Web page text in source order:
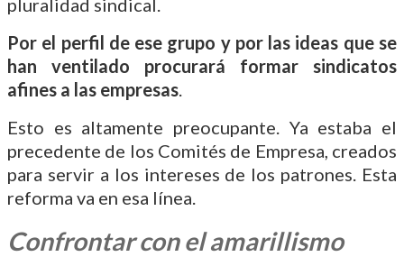
pluralidad sindical.
Por el perfil de ese grupo y por las ideas que se
han ventilado procurará formar sindicatos
afines a las empresas.
Esto es altamente preocupante. Ya estaba el
precedente de los Comités de Empresa, creados
para servir a los intereses de los patrones. Esta
reforma va en esa línea.
Confrontar con el amarillismo